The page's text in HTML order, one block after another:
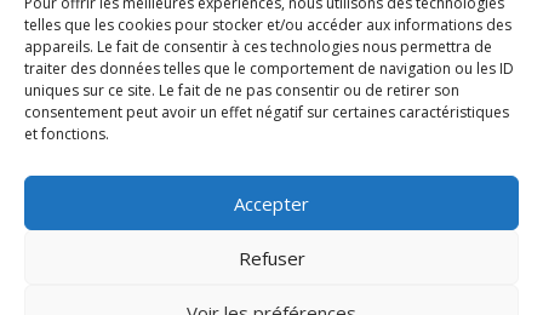
telles que les cookies pour stocker et/ou accéder aux informations des
appareils. Le fait de consentir à ces technologies nous permettra de
traiter des données telles que le comportement de navigation ou les ID
uniques sur ce site. Le fait de ne pas consentir ou de retirer son
consentement peut avoir un effet négatif sur certaines caractéristiques
et fonctions.
Accepter
Refuser